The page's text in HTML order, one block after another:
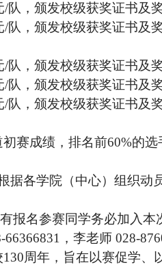
/队，颁发校级获奖证书及
/队，颁发校级获奖证书及
/队，颁发校级获奖证书及
/队，颁发校级获奖证书及
/队，颁发校级获奖证书及
赛成绩，排名前60%的选
据各学院（中心）组织动
报名参赛同学务必加入本
66366831 ，李老师 028-
130周年，旨在以赛促学、